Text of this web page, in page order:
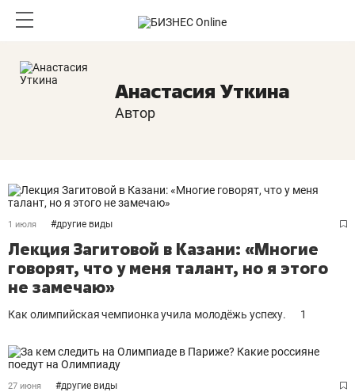
Анастасия Уткина
Автор
1 июля #другие виды
Лекция Загитовой в Казани: «Многие
говорят, что у меня талант, но я этого
не замечаю»
Как олимпийская чемпионка учила молодёжь успеху. 1
27 июня #другие виды